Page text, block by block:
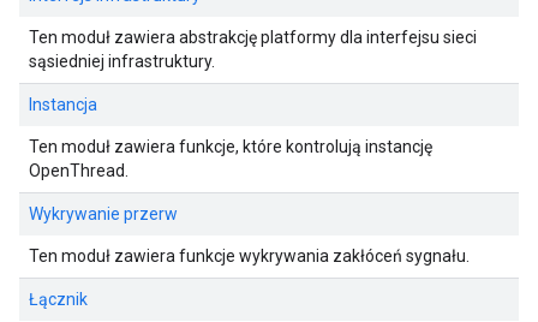
Ten moduł zawiera abstrakcję platformy dla interfejsu sieci
sąsiedniej infrastruktury.
Instancja
Ten moduł zawiera funkcje, które kontrolują instancję
OpenThread.
Wykrywanie przerw
Ten moduł zawiera funkcje wykrywania zakłóceń sygnału.
Łącznik